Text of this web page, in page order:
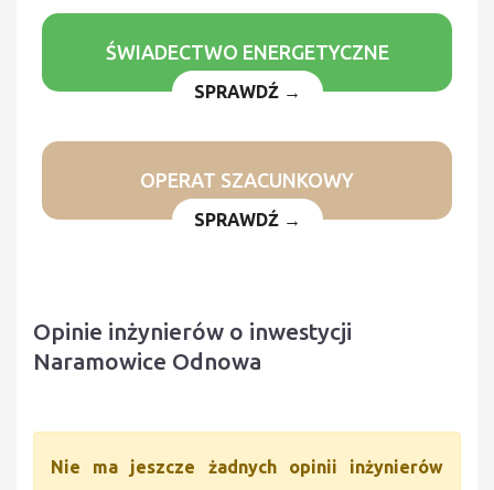
ŚWIADECTWO ENERGETYCZNE
SPRAWDŹ →
OPERAT SZACUNKOWY
SPRAWDŹ →
Opinie inżynierów o inwestycji
Naramowice Odnowa
Nie ma jeszcze żadnych opinii inżynierów